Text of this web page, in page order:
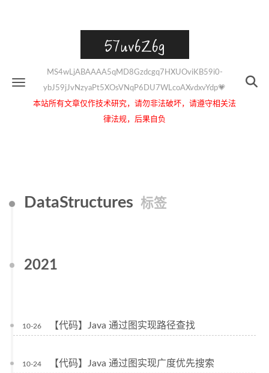
57uv6Z6g
MS4wLjABAAAA5qMD8Gzdcgq7HXUOviKB59i0-
ybJ59jJvNzyaPt5XOsVNqP6DU7WLcoAXvdxvYdp💗
本站所有文章仅作技术研究，请勿非法破坏，请遵守相关法
律法规，后果自负
DataStructures 标签
2021
10-26 【代码】Java 通过图实现路径查找
10-24 【代码】Java 通过图实现广度优先搜索